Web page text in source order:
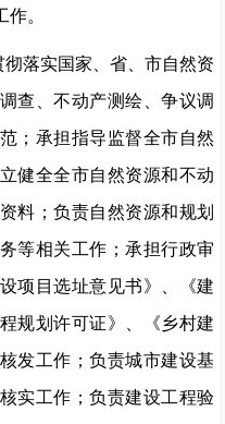
。
彻落实国家、省、市自然资
查、不动产测绘、争议调
；承担指导监督全市自然
健全全市自然资源和不动
料；负责自然资源和规划
等相关工作；承担行政审
项目选址意见书》、《建
规划许可证》、《乡村建
核发工作；负责城市建设基
实工作；负责建设工程验